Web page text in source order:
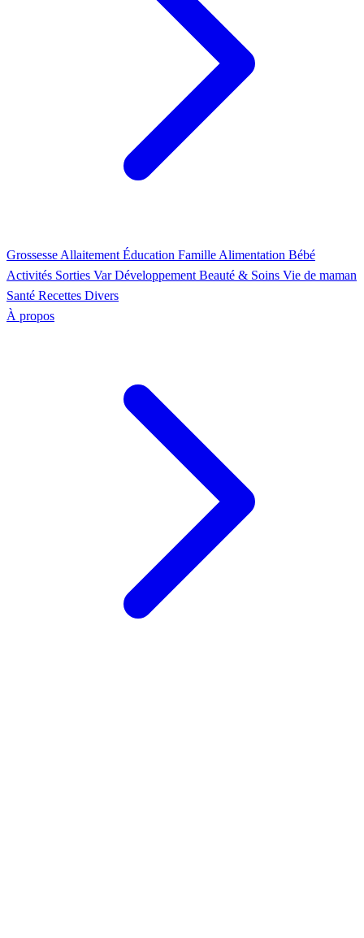
Grossesse Allaitement Éducation Famille Alimentation Bébé
Activités Sorties Var Développement Beauté & Soins Vie de maman
Santé Recettes Divers
À propos